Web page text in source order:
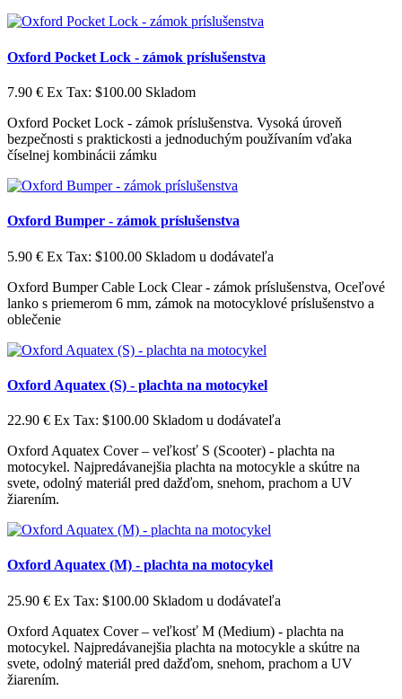
Oxford Pocket Lock - zámok príslušenstva
7.90 € Ex Tax: $100.00 Skladom
Oxford Pocket Lock - zámok príslušenstva. Vysoká úroveň
bezpečnosti s praktickosti a jednoduchým používaním vďaka
číselnej kombinácii zámku
Oxford Bumper - zámok príslušenstva
5.90 € Ex Tax: $100.00 Skladom u dodávateľa
Oxford Bumper Cable Lock Clear - zámok príslušenstva, Oceľové
lanko s priemerom 6 mm, zámok na motocyklové príslušenstvo a
oblečenie
Oxford Aquatex (S) - plachta na motocykel
22.90 € Ex Tax: $100.00 Skladom u dodávateľa
Oxford Aquatex Cover – veľkosť S (Scooter) - plachta na
motocykel. Najpredávanejšia plachta na motocykle a skútre na
svete, odolný materiál pred dažďom, snehom, prachom a UV
žiarením.
Oxford Aquatex (M) - plachta na motocykel
25.90 € Ex Tax: $100.00 Skladom u dodávateľa
Oxford Aquatex Cover – veľkosť M (Medium) - plachta na
motocykel. Najpredávanejšia plachta na motocykle a skútre na
svete, odolný materiál pred dažďom, snehom, prachom a UV
žiarením.